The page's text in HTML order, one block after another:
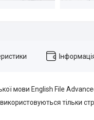
мови English File
тільки